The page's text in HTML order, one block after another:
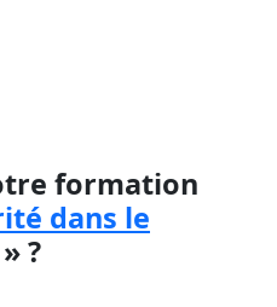
formation
dans le
» ?